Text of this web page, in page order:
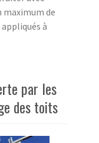
de
à
par les
des toits